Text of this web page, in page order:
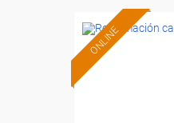
ONLINE